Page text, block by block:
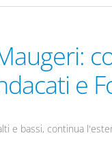
e
e bassi, continua